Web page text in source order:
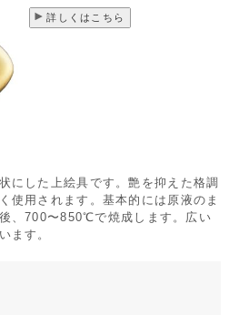
詳しくはこちら
にした上絵具です。艶を抑えた格調
使用されます。基本的には原液のま
、700〜850℃で焼成します。広い
ます。